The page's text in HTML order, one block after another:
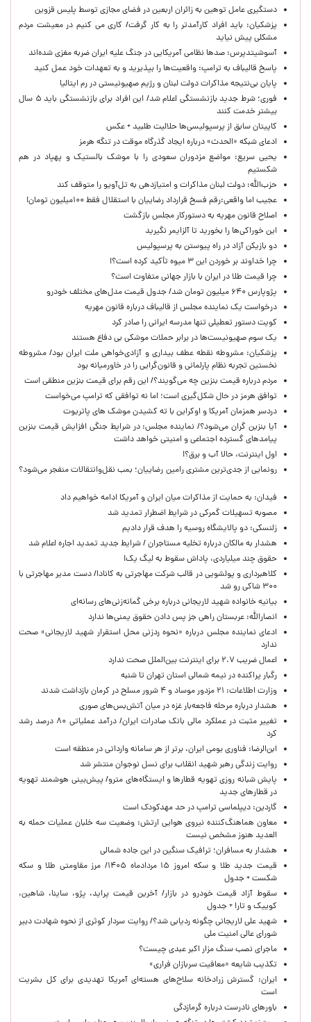
دستگیری عامل توهین به زائران اربعین در فضای مجازی توسط پلیس قزوین
پزشکیان: باید افراد کارآمدتر را به کار گرفت/ کاری می کنیم در معیشت مردم
مشکلی پیش نیاید
آسوشیتدپرس: صدها نظامی آمریکایی در جنگ علیه ایران ضربه مغزی شده‌اند
پاسخ قالیباف به ترامپ: واقعیت‌ها را بپذیرید و به تعهدات خود عمل کنید
پایان بی‌نتیجه مذاکرات دولت لبنان و رژیم صهیونیستی در رم ایتالیا
فوری؛ شرط جدید بازنشستگی اعلام شد/ این افراد برای بازنشستگی باید ۵ سال
بیشتر خدمت کنند
کاپیتان سابق از پرسپولیسی‌ها حلالیت طلبید + عکس
ادعای شبکه «الحدث» درباره ایجاد گذرگاه موقت در تنگه هرمز
یحیی سریع: مواضع مزدوران سعودی را با موشک بالستیک و پهپاد در هم
شکستیم
حزب‌الله: دولت لبنان مذاکرات و امتیازدهی به تل‌آویو را متوقف کند
عجیب اما واقعی:رقم فسخ قرارداد رضاییان با استقلال فقط ۱۰۰میلیون تومان!
اصلاح قانون مهریه به دستورکار مجلس بازگشت
این خوراکی‌ها را بخورید تا آلزایمر نگیرید
دو بازیکن آزاد در راه پیوستن به پرسپولیس
چرا خداوند بر خوردن این ۳ میوه تأکید کرده است؟!
چرا قیمت طلا در ایران با بازار جهانی متفاوت است؟
پژوپارس ۶۴۰ میلیون تومان شد/ جدول قیمت مدل‌های مختلف خودرو
درخواست یک نماینده مجلس از قالیباف درباره قانون مهریه
کویت دستور تعطیلی تنها مدرسه ایرانی را صادر کرد
یک‌ سوم صهیونیست‌ها در برابر حملات موشکی بی دفاع هستند
پزشکیان: مشروطه نقطه عطف بیداری و آزادی‌خواهی ملت ایران بود/ مشروطه
نخستین تجربه نظام پارلمانی و قانون‌گرایی را در خاورمیانه بود
مردم درباره قیمت بنزین چه می‌گویند؟/ این رقم برای قیمت بنزین منطقی است
توافق هرمز در حال شکل‌گیری است؛ اما نه توافقی که ترامپ می‌خواست
دردسر همزمان آمریکا و اوکراین با ته کشیدن موشک های پاتریوت
آیا بنزین گران می‌شود؟/ نماینده مجلس: در شرایط جنگی افزایش قیمت بنزین
پیامدهای گسترده اجتماعی و امنیتی خواهد داشت
اول اینترنت، حالا آب و برق؟!
رونمایی از جدی‌ترین مشتری رامین رضاییان؛ بمب نقل‌وانتقالات منفجر می‌شود؟
فیدان: به حمایت از مذاکرات میان ایران و آمریکا ادامه خواهیم داد
مصوبه تسهیلات گمرکی در شرایط اضطرار تمدید شد
زلنسکی: دو پالایشگاه روسیه را هدف قرار دادیم
هشدار به مالکان درباره تخلیه مستاجران / شرایط جدید تمدید اجاره اعلام شد
حقوق چند میلیاردی، پاداش سقوط به لیگ یک!
کلاهبرداری و پولشویی در قالب شرکت مهاجرتی به کانادا/ دست مدیر مهاجرتی با
۳۰۰ شاکی رو شد
بیانیه خانواده شهید لاریجانی درباره برخی گمانه‌زنی‌های رسانه‌ای
انصارالله: عربستان راهی جز پس دادن حقوق یمنی‌ها ندارد
ادعای نماینده مجلس درباره «نحوه ردزنی محل استقرار شهید لاریجانی» صحت
ندارد
اعمال ضریب ۲.۷ برای اینترنت بین‌الملل صحت ندارد
رگبار پراکنده در نیمه شمالی استان تهران تا شنبه
وزارت اطلاعات: ۲۱ مزدور موساد و ۴ شرور مسلح در کرمان بازداشت شدند
هشدار درباره مرحله فاجعه‌بار غزه در میان آتش‌بس‌های صوری
تغییر مثبت در عملکرد مالی بانک صادرات ایران/ درآمد عملیاتی ۸۰ درصد رشد
کرد
ابن‌الرضا: فناوری بومی ایران، برتر از هر سامانه وارداتی در منطقه است
روایت زندگی رهبر شهید انقلاب برای نسل نوجوان منتشر شد
پایش شبانه روزی تهویه قطارها و ایستگاه‌های مترو/ پیش‌بینی هوشمند تهویه
در قطارهای جدید
گاردین: دیپلماسی ترامپ در حد مهدکودک است
معاون هماهنگ‌کننده نیروی هوایی ارتش: وضعیت سه خلبان عملیات حمله به
العدید هنوز مشخص نیست
هشدار به مسافران؛ ترافیک سنگین در این جاده شمالی
قیمت جدید طلا و سکه امروز ۱۵ مردادماه ۱۴۰۵/ مرز مقاومتی طلا و سکه
شکست + جدول
سقوط آزاد قیمت خودرو در بازار/ آخرین قیمت پراید، پژو، ساینا، شاهین،
کوییک و تارا + جدول
شهید علی لاریجانی چگونه ردیابی شد؟/ روایت سردار کوثری از نحوه شهادت دبیر
شورای عالی امنیت ملی
ماجرای نصب سنگ مزار اکبر عبدی چیست؟
تکذیب شایعه «معافیت سربازان فراری»
ایران: گسترش زرادخانه سلاح‌های هسته‌ای آمریکا تهدیدی برای کل بشریت
است
باورهای نادرست درباره گرمازدگی